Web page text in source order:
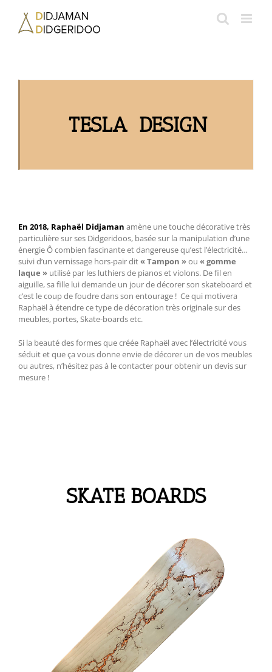
contenu
TESLA DESIGN
En 2018, Raphaël Didjaman amène une touche décorative très
particulière sur ses Didgeridoos, basée sur la manipulation d’une
énergie Ô combien fascinante et dangereuse qu’est l’électricité…
suivi d’un vernissage hors-pair dit« Tampon »ou « gomme
laque » utilisé par les luthiers de pianos et violons. De fil en
aiguille, sa fille lui demande un jour de décorer son skateboard et
c’est le coup de foudre dans son entourage ! Ce qui motivera
Raphaël à étendre ce type de décoration très originale sur des
meubles, portes, Skate-boards etc.
Si la beauté des formes que créée Raphaël avec l’électricité vous
séduit et que ça vous donne envie de décorer un de vos meubles
ou autres, n’hésitez pas à le contacter pour obtenir un devis sur
mesure !
SKATE BOARDS